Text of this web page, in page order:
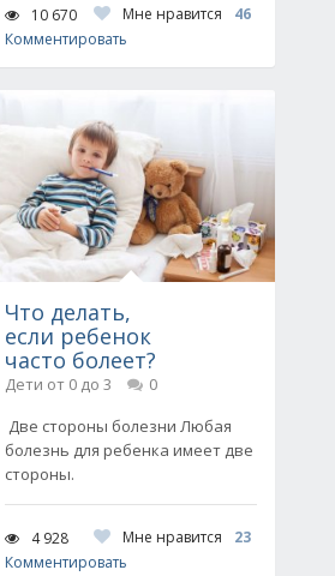
10 670 Мне нравится
46
Комментировать
Что делать,
если ребенок
часто болеет?
Дети от 0 до 3
0
Две стороны болезни Любая
болезнь для ребенка имеет две
стороны.
4 928 Мне нравится
23
Комментировать